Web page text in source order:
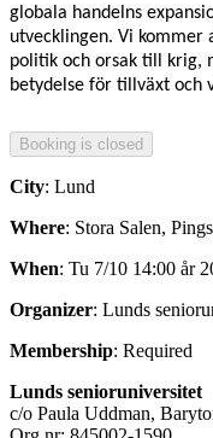
globala handelns
utvecklingen. Vi kommer
politik och orsak till krig,
betydelse för tillväxt och
City: Lund
Where: Stora Salen,
When: Tu 7/10 14:00 år
Organizer: Lunds
Membership: Required
Lunds senioruniversitet
c/o Paula Uddman,